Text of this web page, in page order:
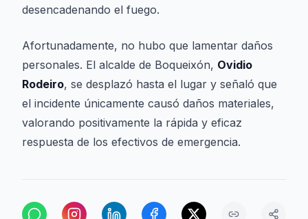
desencadenando el fuego.
Afortunadamente, no hubo que lamentar daños
personales. El alcalde de Boqueixón, Ovidio
Rodeiro, se desplazó hasta el lugar y señaló que
el incidente únicamente causó daños materiales,
valorando positivamente la rápida y eficaz
respuesta de los efectivos de emergencia.